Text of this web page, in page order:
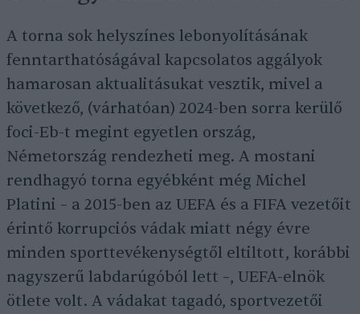
A torna sok helyszínes lebonyolításának
fenntarthatóságával kapcsolatos aggályok
hamarosan aktualitásukat vesztik, mivel a
következő, (várhatóan) 2024-ben sorra kerülő
foci-Eb-t megint egyetlen ország,
Németország rendezheti meg. A mostani
rendhagyó torna egyébként még Michel
Platini – a 2015-ben az UEFA és a FIFA vezetőit
érintő korrupciós vádak miatt négy évre
minden sporttevékenységtől eltiltott, korábbi
nagyszerű labdarúgóból lett –, UEFA-elnök
ötlete volt. A vádakat tagadó, sportvezetői